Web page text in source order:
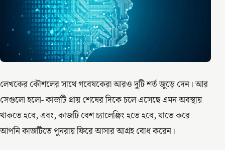
লেখকের কৌশলের সাথে গবেষকেরা আরও দুটি শর্ত জুড়ে দেন। আর
সেগুলো হলো- কাজটি প্রায় শেষের দিকে চলে এসেছে এমন অবস্থায়
থাকতে হবে, এবং, কাজটি বেশ চ্যালেঞ্জিং হতে হবে, যাতে করে
আপনি কাজটিতে পুনরায় ফিরে আসার আগ্রহ বোধ করেন।